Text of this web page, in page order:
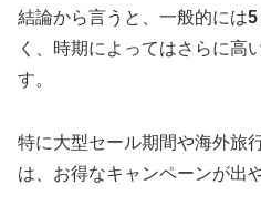
結論から言うと、一般的には5
く、時期によってはさらに高
す。
特に大型セール期間や海外旅
は、お得なキャンペーンが出